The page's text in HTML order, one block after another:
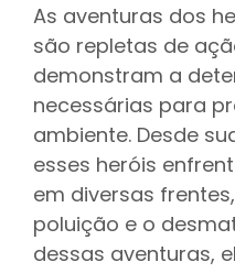
As aventuras dos
são repletas de
demonstram a
necessárias para
ambiente. Desde
esses heróis
em diversas
poluição e o
dessas aventuras,